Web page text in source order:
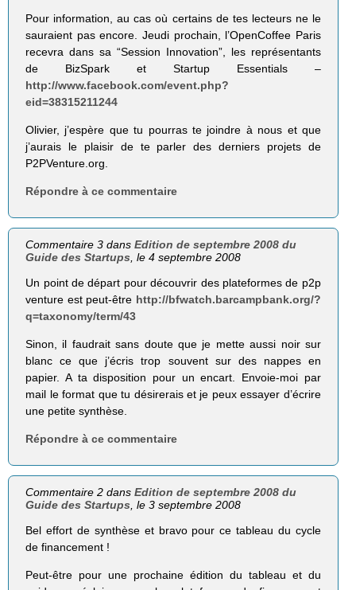
Pour information, au cas où certains de tes lecteurs ne le
sauraient pas encore. Jeudi prochain, l’OpenCoffee Paris
recevra dans sa “Session Innovation”, les représentants
de BizSpark et Startup Essentials –
http://www.facebook.com/event.php?
eid=38315211244
Olivier, j’espère que tu pourras te joindre à nous et que
j’aurais le plaisir de te parler des derniers projets de
P2PVenture.org.
Répondre à ce commentaire
Commentaire 3 dansEdition de septembre 2008 du
Guide des Startups , le 4 septembre 2008
Un point de départ pour découvrir des plateformes de p2p
venture est peut-être http://bfwatch.barcampbank.org/?
q=taxonomy/term/43
Sinon, il faudrait sans doute que je mette aussi noir sur
blanc ce que j’écris trop souvent sur des nappes en
papier. A ta disposition pour un encart. Envoie-moi par
mail le format que tu désirerais et je peux essayer d’écrire
une petite synthèse.
Répondre à ce commentaire
Commentaire 2 dansEdition de septembre 2008 du
Guide des Startups , le 3 septembre 2008
Bel effort de synthèse et bravo pour ce tableau du cycle
de financement !
Peut-être pour une prochaine édition du tableau et du